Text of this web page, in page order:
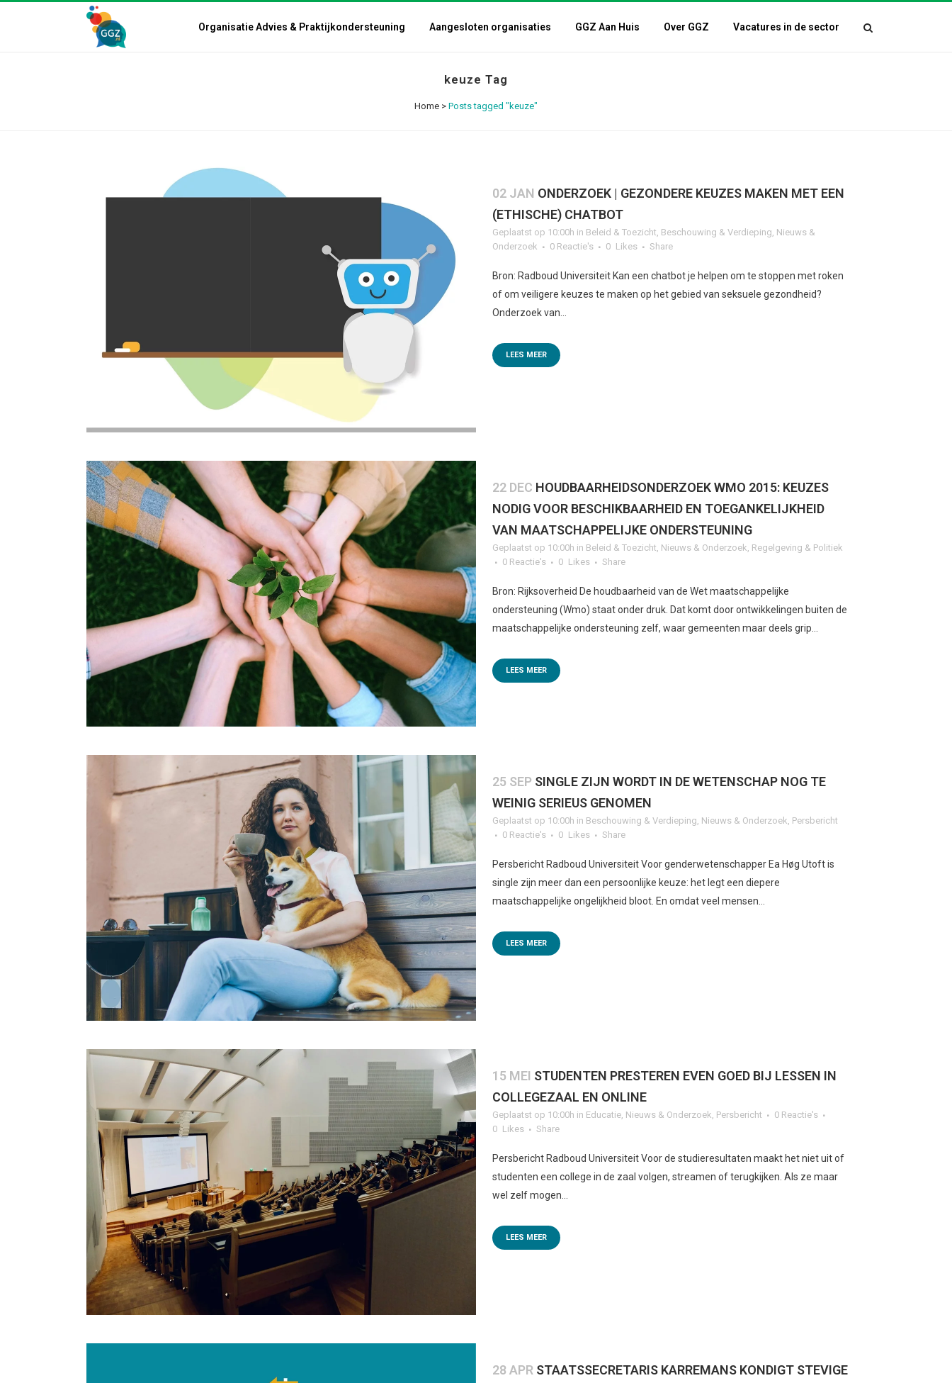
Organisatie Advies & Praktijkondersteuning Aangesloten organisaties GGZ Aan Huis Over GGZ Vacatures in de sector
keuze Tag
Home > Posts tagged "keuze"
02 JAN ONDERZOEK | GEZONDERE KEUZES MAKEN MET EEN
(ETHISCHE) CHATBOT
Geplaatst op 10:00h in Beleid & Toezicht, Beschouwing & Verdieping, Nieuws &
Onderzoek
0 Reactie's 0 Likes Share
Bron: Radboud Universiteit Kan een chatbot je helpen om te stoppen met roken
of om veiligere keuzes te maken op het gebied van seksuele gezondheid?
Onderzoek van...
LEES MEER
22 DEC HOUDBAARHEIDSONDERZOEK WMO 2015: KEUZES
NODIG VOOR BESCHIKBAARHEID EN TOEGANKELIJKHEID
VAN MAATSCHAPPELIJKE ONDERSTEUNING
Geplaatst op 10:00h in Beleid & Toezicht, Nieuws & Onderzoek, Regelgeving & Politiek
0 Reactie's
0 Likes Share
Bron: Rijksoverheid De houdbaarheid van de Wet maatschappelijke
ondersteuning (Wmo) staat onder druk. Dat komt door ontwikkelingen buiten de
maatschappelijke ondersteuning zelf, waar gemeenten maar deels grip...
LEES MEER
25 SEP SINGLE ZIJN WORDT IN DE WETENSCHAP NOG TE
WEINIG SERIEUS GENOMEN
Geplaatst op 10:00h in Beschouwing & Verdieping, Nieuws & Onderzoek, Persbericht
0 Reactie's
0 Likes Share
Persbericht Radboud Universiteit Voor genderwetenschapper Ea Høg Utoft is
single zijn meer dan een persoonlijke keuze: het legt een diepere
maatschappelijke ongelijkheid bloot. En omdat veel mensen...
LEES MEER
15 MEI STUDENTEN PRESTEREN EVEN GOED BIJ LESSEN IN
COLLEGEZAAL EN ONLINE
Geplaatst op 10:00h in Educatie, Nieuws & Onderzoek, Persbericht
0 Reactie's
0 Likes Share
Persbericht Radboud Universiteit Voor de studieresultaten maakt het niet uit of
studenten een college in de zaal volgen, streamen of terugkijken. Als ze maar
wel zelf mogen...
LEES MEER
28 APR STAATSSECRETARIS KARREMANS KONDIGT STEVIGE